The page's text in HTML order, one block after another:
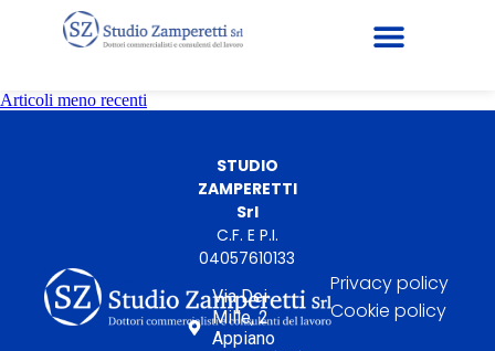
Articoli meno recenti
STUDIO
ZAMPERETTI
Srl
C.F. E P.I.
04057610133
Via Dei
Mille, 2
Appiano
Privacy policy
Cookie policy